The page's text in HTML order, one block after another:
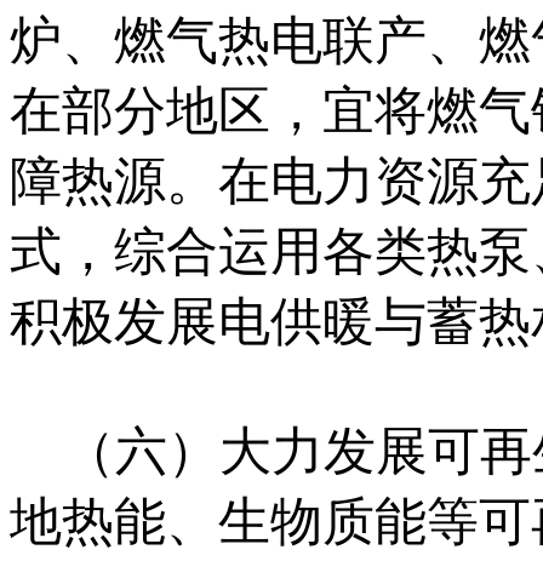
炉、燃气热电联产、
在部分地区，宜将燃
障热源。在电力资源
式，综合运用各类热
积极发展电供暖与蓄
（六）大力发展可再
地热能、生物质能等